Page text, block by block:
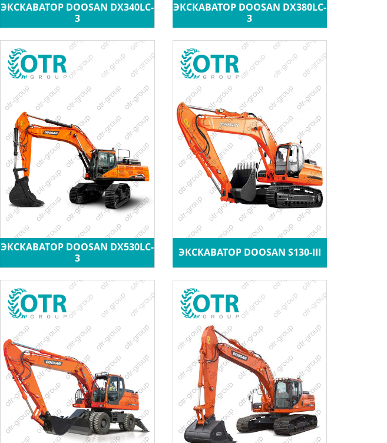
ЭКСКАВАТОР DOOSAN DX340LC-
3
ЭКСКАВАТОР DOOSAN DX380LC-
3
ЭКСКАВАТОР DOOSAN DX530LC-
3
ЭКСКАВАТОР DOOSAN S130-III